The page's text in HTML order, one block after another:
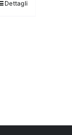
Dettagli